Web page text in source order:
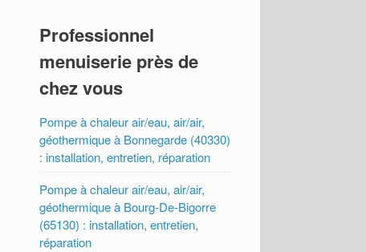
Professionnel
menuiserie près de
chez vous
Pompe à chaleur air/eau, air/air,
géothermique à Bonnegarde (40330)
: installation, entretien, réparation
Pompe à chaleur air/eau, air/air,
géothermique à Bourg-De-Bigorre
(65130) : installation, entretien,
réparation